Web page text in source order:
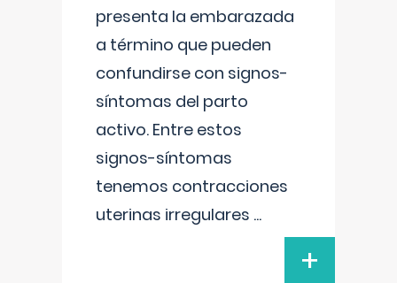
presenta la embarazada
a término que pueden
confundirse con signos-
síntomas del parto
activo. Entre estos
signos-síntomas
tenemos contracciones
uterinas irregulares ...
+